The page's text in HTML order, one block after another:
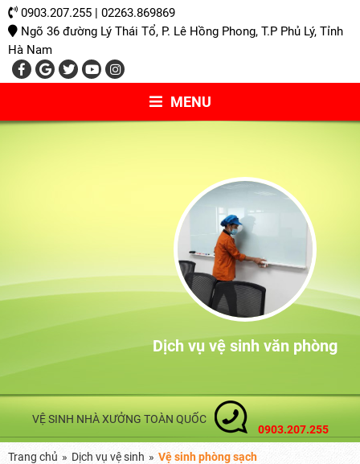
0903.207.255 | 02263.869869
Ngõ 36 đường Lý Thái Tổ, P. Lê Hồng Phong, T.P Phủ Lý, Tỉnh
Hà Nam
MENU
Dịch vụ vệ sinh văn phòng
VỆ SINH NHÀ XƯỞNG TOÀN QUỐC
0903.207.255
Trang chủ » Dịch vụ vệ sinh » Vệ sinh phòng sạch